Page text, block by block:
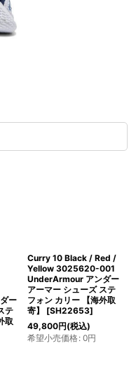
ー
テ
取
Curry 10 Black / Red /
Yellow 3025620-001
UnderArmour アンダー
アーマー シューズ ステ
フォン カリー 【海外取
寄】
[SH22653]
49,800円(税込)
希望小売価格: 0円